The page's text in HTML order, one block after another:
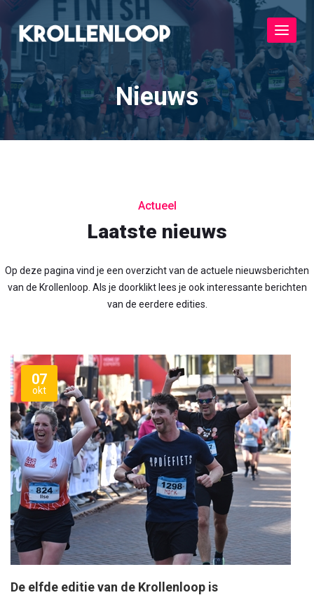
Toggle
Nieuws
Actueel
Laatste nieuws
Op deze pagina vind je een overzicht van de actuele nieuwsberichten
van de Krollenloop. Als je doorklikt lees je ook interessante berichten
van de eerdere edities.
07
okt
De elfde editie van de Krollenloop is